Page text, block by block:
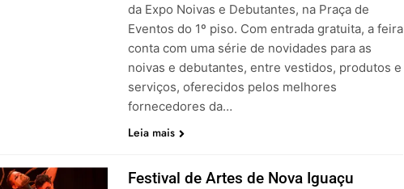
da Expo Noivas e Debutantes, na Praça de
Eventos do 1º piso. Com entrada gratuita, a feira
conta com uma série de novidades para as
noivas e debutantes, entre vestidos, produtos e
serviços, oferecidos pelos melhores
fornecedores da…
Leia mais
Festival de Artes de Nova Iguaçu